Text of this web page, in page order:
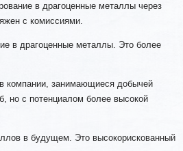
в драгоценные металлы через
с комиссиями.
в драгоценные металлы. Это более
компании, занимающиеся добычей
но с потенциалом более высокой
в будущем. Это высокорискованный